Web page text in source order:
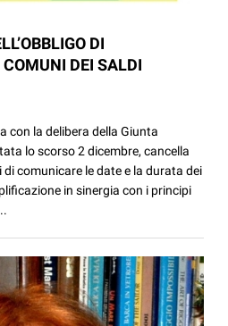
DI
DEI SALDI
con la delibera della Giunta
lo scorso 2 dicembre, cancella
di comunicare le date e la durata dei
in sinergia con i principi